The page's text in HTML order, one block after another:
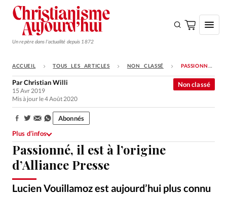
Un repère dans l'actualité depuis 1872
S'ABONNER
Monde
Opinions
Tous les articles
Faire un don
Emploi
ACCUEIL TOUS LES ARTICLES NON CLASSÉ PASSIONNÉ, IL EST À L’ORIGINE D’ALLIANCE PRESSE
Passionné, il est à l’origine
d’Alliance Presse
Lucien Vouillamoz est aujourd’hui plus connu
Non classé
ParChristian Willi
15 Avr 2019
Mis à jour le 4 Août 2020
Partager:
Abonnés
Plus d’infos